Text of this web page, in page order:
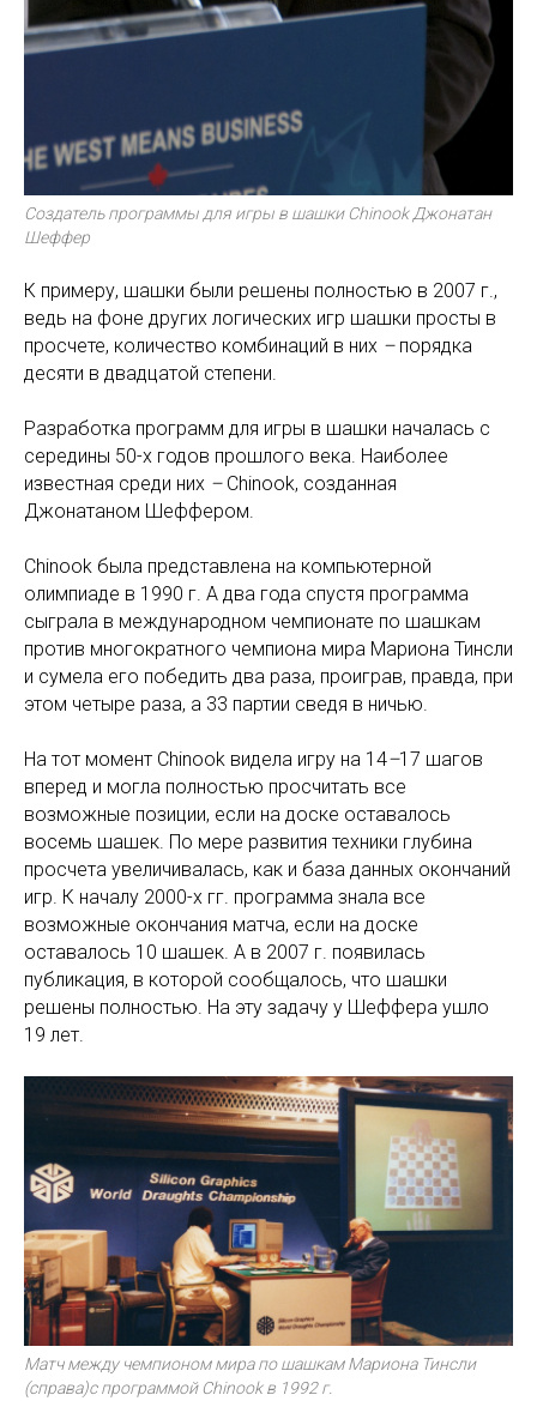
Создатель программы для игры в шашки Chinook Джонатан
Шеффер
К примеру, шашки были решены полностью в 2007 г.,
ведь на фоне других логических игр шашки просты в
просчете, количество комбинаций в них –порядка
десяти в двадцатой степени.
Разработка программ для игры в шашки началась с
середины 50-х годов прошлого века. Наиболее
известная среди них –Chinook, созданная
Джонатаном Шеффером.
Chinook была представлена на компьютерной
олимпиаде в 1990 г. А два года спустя программа
сыграла в международном чемпионате по шашкам
против многократного чемпиона мира Мариона Тинсли
и сумела его победить два раза, проиграв, правда, при
этом четыре раза, а 33 партии сведя в ничью.
На тот момент Chinook видела игру на 14–17 шагов
вперед и могла полностью просчитать все
возможные позиции, если на доске оставалось
восемь шашек. По мере развития техники глубина
просчета увеличивалась, как и база данных окончаний
игр. К началу 2000-х гг. программа знала все
возможные окончания матча, если на доске
оставалось 10 шашек. А в 2007 г. появилась
публикация, в которой сообщалось, что шашки
решены полностью. На эту задачу у Шеффера ушло
19 лет.
Матч между чемпионом мира по шашкам Мариона Тинсли
(справа)с программой Chinook в 1992 г.